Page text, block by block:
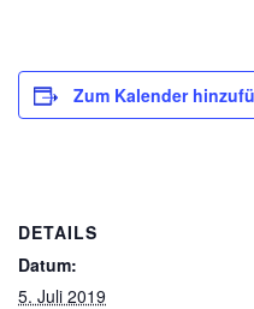
Zum Kalender
DETAILS
Datum:
5. Juli 2019